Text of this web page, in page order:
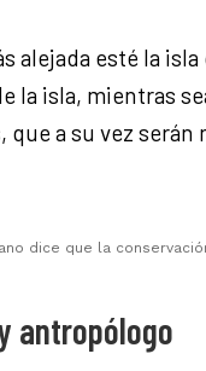
alejada esté la
la isla, mientras
que a su vez serán
dice que la
antropólogo